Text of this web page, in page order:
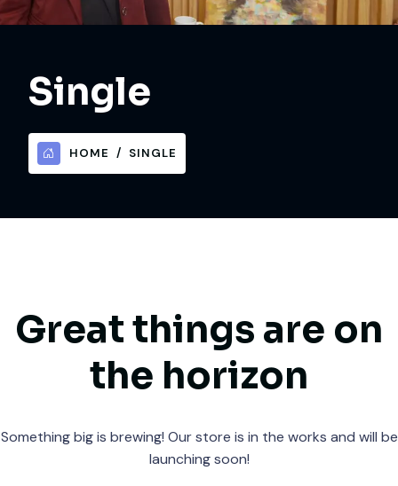
Single
HOME SINGLE
Great things are on
the horizon
Something big is brewing! Our store is in the works and will be
launching soon!